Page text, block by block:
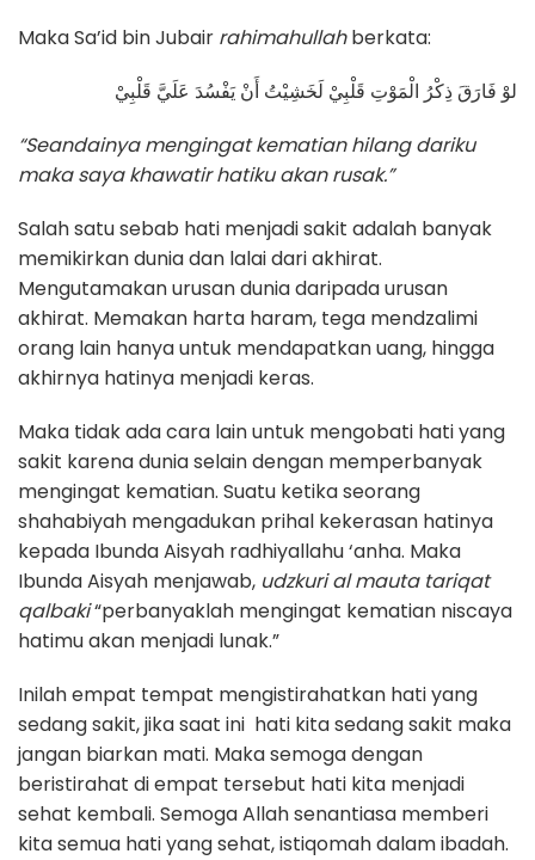
Maka Sa’id bin Jubair rahimahullahberkata:
لوْ فَارَقَ ذِكْرُ الْمَوْتِ قَلْبِيْ لَخَشِيْتُ أَنْ يَفْسُدَ عَلَيَّ قَلْبِيْ
“Seandainya mengingat kematian hilang dariku
maka saya khawatir hatiku akan rusak.”
Salah satu sebab hati menjadi sakit adalah banyak
memikirkan dunia dan lalai dari akhirat.
Mengutamakan urusan dunia daripada urusan
akhirat. Memakan harta haram, tega mendzalimi
orang lain hanya untuk mendapatkan uang, hingga
akhirnya hatinya menjadi keras.
Maka tidak ada cara lain untuk mengobati hati yang
sakit karena dunia selain dengan memperbanyak
mengingat kematian. Suatu ketika seorang
shahabiyah mengadukan prihal kekerasan hatinya
kepada Ibunda Aisyah radhiyallahu ‘anha. Maka
Ibunda Aisyah menjawab, udzkuri al mauta tariqat
qalbaki“perbanyaklah mengingat kematian niscaya
hatimu akan menjadi lunak.”
Inilah empat tempat mengistirahatkan hati yang
sedang sakit, jika saat ini hati kita sedang sakit maka
jangan biarkan mati. Maka semoga dengan
beristirahat di empat tersebut hati kita menjadi
sehat kembali. Semoga Allah senantiasa memberi
kita semua hati yang sehat, istiqomah dalam ibadah.